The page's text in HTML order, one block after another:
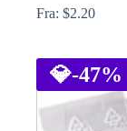
Fra: $2.20
har
flere
varianter.
Mulighederne
💎-47%